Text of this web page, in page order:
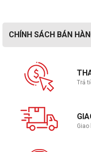
CHÍNH SÁCH BÁN
Trả
Giao